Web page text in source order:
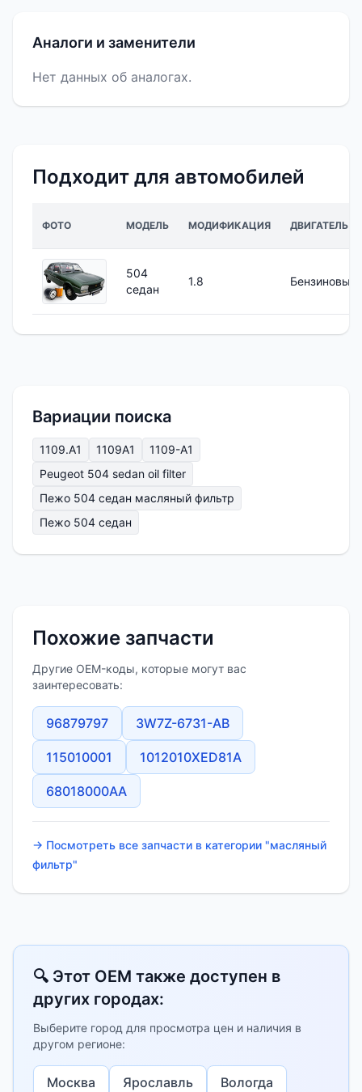
Аналоги и заменители
Нет данных об аналогах.
Подходит для автомобилей
ФОТО МОДЕЛЬ МОДИФИКАЦИЯ ДВИГАТЕЛЬ
504
седан
1.8 Бензиновый
Вариации поиска
1109.A1 1109A1
1109-A1
Peugeot 504 sedan oil filter
Пежо 504 седан масляный фильтр
Пежо 504 седан
Похожие запчасти
Другие OEM-коды, которые могут вас
заинтересовать:
96879797 3W7Z-6731-AB
115010001 1012010XED81A
68018000AA
→ Посмотреть все запчасти в категории "масляный
фильтр"
🔍 Этот OEM также доступен в
других городах:
Выберите город для просмотра цен и наличия в
другом регионе:
Москва Ярославль Вологда